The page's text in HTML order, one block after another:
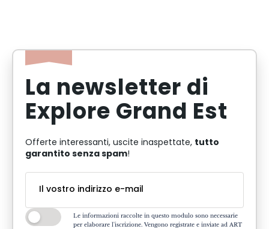
La newsletter di
Explore Grand Est
Offerte interessanti, uscite inaspettate, tutto
garantito senza spam!
Le informazioni raccolte in questo modulo sono necessarie
per elaborare l'iscrizione. Vengono registrate e inviate ad ART